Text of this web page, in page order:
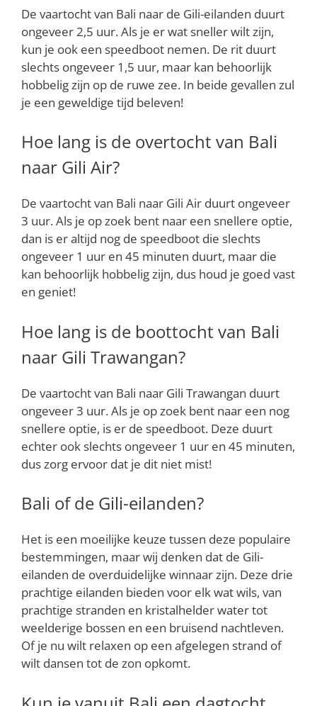
De vaartocht van Bali naar de Gili-eilanden duurt
ongeveer 2,5 uur. Als je er wat sneller wilt zijn,
kun je ook een speedboot nemen. De rit duurt
slechts ongeveer 1,5 uur, maar kan behoorlijk
hobbelig zijn op de ruwe zee. In beide gevallen zul
je een geweldige tijd beleven!
Hoe lang is de overtocht van Bali
naar Gili Air?
De vaartocht van Bali naar Gili Air duurt ongeveer
3 uur. Als je op zoek bent naar een snellere optie,
dan is er altijd nog de speedboot die slechts
ongeveer 1 uur en 45 minuten duurt, maar die
kan behoorlijk hobbelig zijn, dus houd je goed vast
en geniet!
Hoe lang is de boottocht van Bali
naar Gili Trawangan?
De vaartocht van Bali naar Gili Trawangan duurt
ongeveer 3 uur. Als je op zoek bent naar een nog
snellere optie, is er de speedboot. Deze duurt
echter ook slechts ongeveer 1 uur en 45 minuten,
dus zorg ervoor dat je dit niet mist!
Bali of de Gili-eilanden?
Het is een moeilijke keuze tussen deze populaire
bestemmingen, maar wij denken dat de Gili-
eilanden de overduidelijke winnaar zijn. Deze drie
prachtige eilanden bieden voor elk wat wils, van
prachtige stranden en kristalhelder water tot
weelderige bossen en een bruisend nachtleven.
Of je nu wilt relaxen op een afgelegen strand of
wilt dansen tot de zon opkomt.